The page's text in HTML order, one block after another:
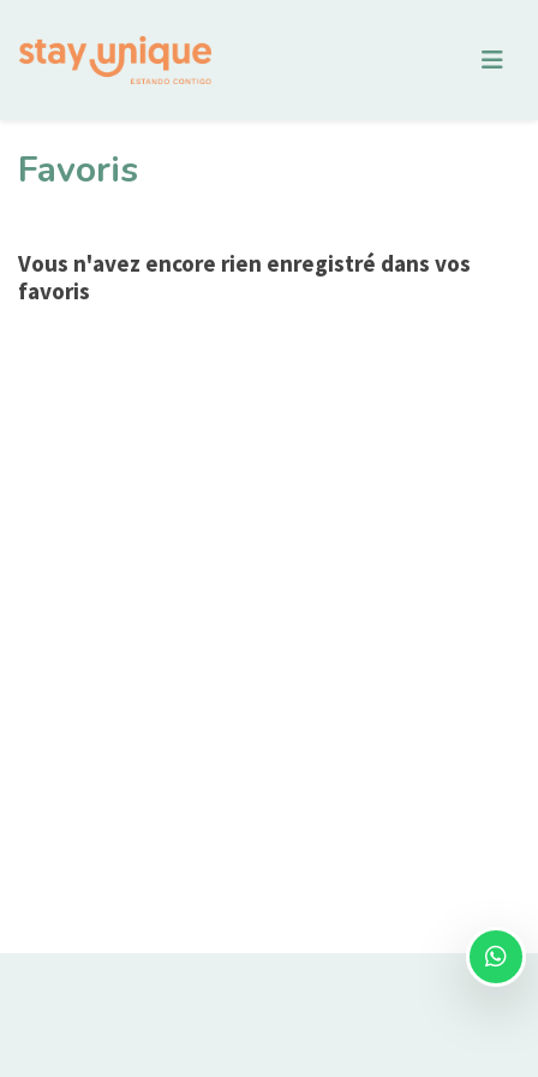
Favoris
Vous n'avez encore rien enregistré dans vos
favoris